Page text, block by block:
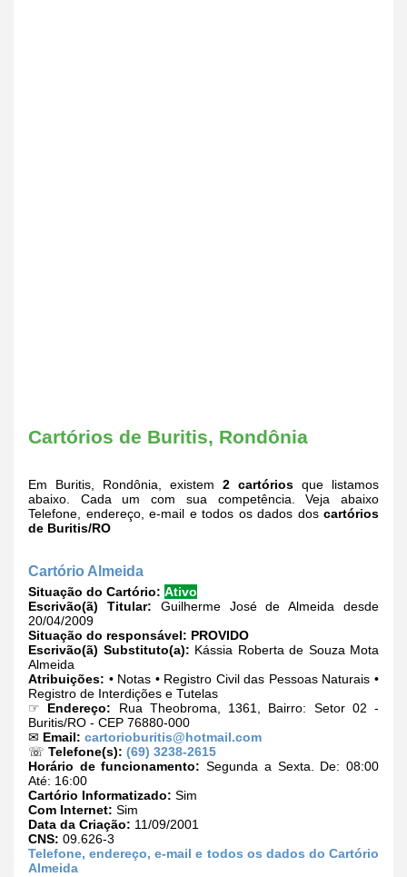
Cartórios de Buritis, Rondônia
Em Buritis, Rondônia, existem 2 cartórios que listamos
abaixo. Cada um com sua competência. Veja abaixo
Telefone, endereço, e-mail e todos os dados dos cartórios
de Buritis/RO
Cartório Almeida
Situação do Cartório: Ativo
Escrivão(ã) Titular: Guilherme José de Almeida desde
20/04/2009
Situação do responsável: PROVIDO
Escrivão(ã) Substituto(a): Kássia Roberta de Souza Mota
Almeida
Atribuições: • Notas • Registro Civil das Pessoas Naturais •
Registro de Interdições e Tutelas
☞ Endereço: Rua Theobroma, 1361, Bairro: Setor 02 -
Buritis/RO - CEP 76880-000
✉ Email: cartorioburitis@hotmail.com
☏ Telefone(s): (69) 3238-2615
Horário de funcionamento: Segunda a Sexta. De: 08:00
Até: 16:00
Cartório Informatizado: Sim
Com Internet: Sim
Data da Criação: 11/09/2001
CNS: 09.626-3
Telefone, endereço, e-mail e todos os dados do Cartório
Almeida